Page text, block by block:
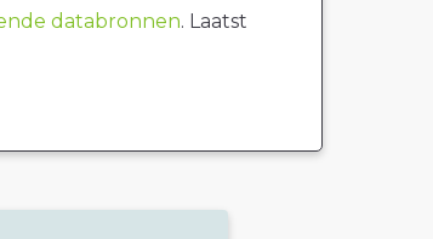
databronnen. Laatst